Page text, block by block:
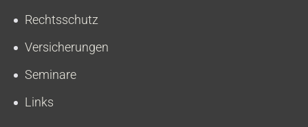
Rechtsschutz
Versicherungen
Seminare
Links